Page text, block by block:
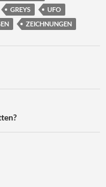
GREYS
UFO
ZEICHNUNGEN